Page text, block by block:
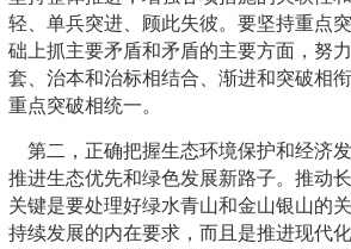
轻、单兵突进、顾此失彼。要坚持重点
础上抓主要矛盾和矛盾的主要方面，努
套、治本和治标相结合、渐进和突破相
重点突破相统一。
第二，正确把握生态环境保护和经济
推进生态优先和绿色发展新路子。推动
关键是要处理好绿水青山和金山银山的
持续发展的内在要求，而且是推进现代